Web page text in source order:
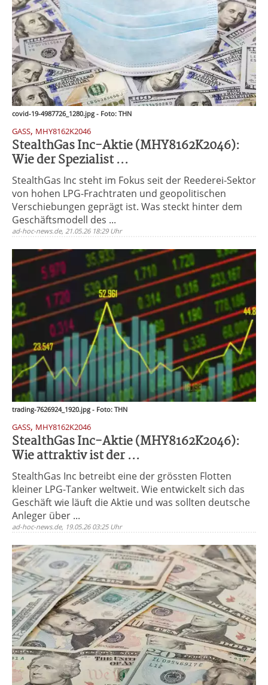
covid-19-4987726_1280.jpg - Foto: THN
GASS, MHY8162K2046
StealthGas Inc-Aktie (MHY8162K2046):
Wie der Spezialist ...
StealthGas Inc steht im Fokus seit der Reederei-Sektor
von hohen LPG-Frachtraten und geopolitischen
Verschiebungen geprägt ist. Was steckt hinter dem
Geschäftsmodell des ...
ad-hoc-news.de, 21.05.26 18:29 Uhr
trading-7626924_1920.jpg - Foto: THN
GASS, MHY8162K2046
StealthGas Inc-Aktie (MHY8162K2046):
Wie attraktiv ist der ...
StealthGas Inc betreibt eine der grössten Flotten
kleiner LPG-Tanker weltweit. Wie entwickelt sich das
Geschäft wie läuft die Aktie und was sollten deutsche
Anleger über ...
ad-hoc-news.de, 19.05.26 03:25 Uhr